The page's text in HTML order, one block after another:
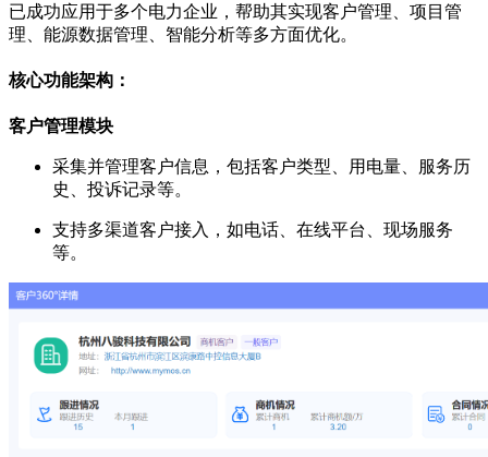
已成功应用于多个电力企业，帮助其实现客户管理、项目管
理、能源数据管理、智能分析等多方面优化。
核心功能架构：
客户管理模块
采集并管理客户信息，包括客户类型、用电量、服务历
史、投诉记录等。
支持多渠道客户接入，如电话、在线平台、现场服务
等。